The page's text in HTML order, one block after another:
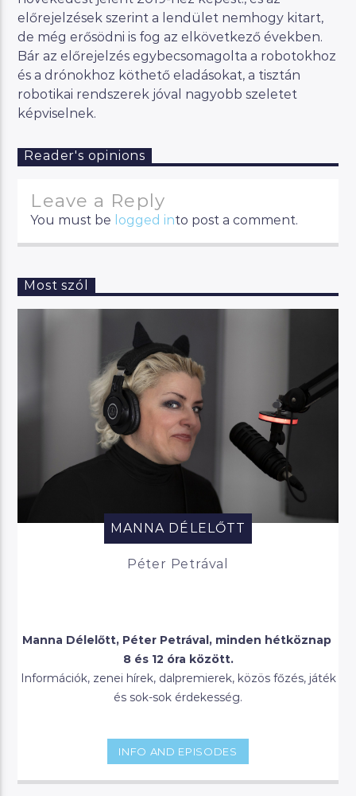
előrejelzések szerint a lendület nemhogy kitart,
de még erősödni is fog az elkövetkező években.
Bár az előrejelzés egybecsomagolta a robotokhoz
és a drónokhoz köthető eladásokat, a tisztán
robotikai rendszerek jóval nagyobb szeletet
képviselnek.
Reader's opinions
Leave a Reply
You must be logged into post a comment.
Most szól
MANNA DÉLELŐTT
Péter Petrával
Manna Délelőtt, Péter Petrával, minden hétköznap
8 és 12 óra között.
Információk, zenei hírek, dalpremierek, közös főzés, játék
és sok-sok érdekesség.
INFO AND EPISODES